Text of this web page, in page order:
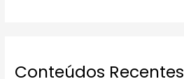
Conteúdos Recentes